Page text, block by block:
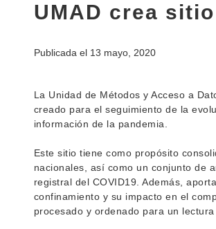
UMAD crea
Publicada el 13 mayo, 2020
La Unidad de Métodos y Acceso a
creado para el seguimiento de la
información de la pandemia.
Este sitio tiene como propósito
nacionales, así como un conjunto de
registral del COVID19. Además,
confinamiento y su impacto en el
procesado y ordenado para un